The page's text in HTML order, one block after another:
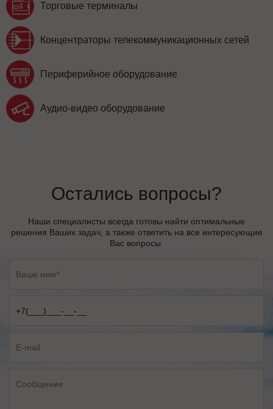
Торговые терминалы
Концентраторы телекоммуникационных сетей
Периферийное оборудование
Аудио-видео оборудование
Остались вопросы?
Наши специалисты всегда готовы найти оптимальные
решения Ваших задач, а также ответить на все интересующие
Вас вопросы.